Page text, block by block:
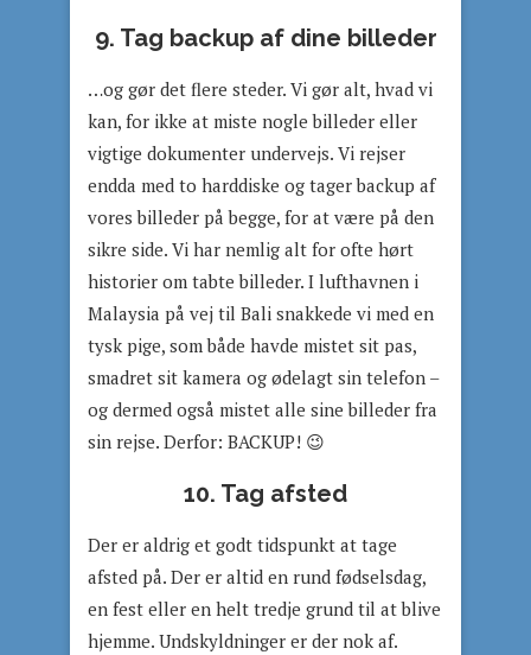
9. Tag backup af dine billeder
…og gør det flere steder. Vi gør alt, hvad vi
kan, for ikke at miste nogle billeder eller
vigtige dokumenter undervejs. Vi rejser
endda med to harddiske og tager backup af
vores billeder på begge, for at være på den
sikre side. Vi har nemlig alt for ofte hørt
historier om tabte billeder. I lufthavnen i
Malaysia på vej til Bali snakkede vi med en
tysk pige, som både havde mistet sit pas,
smadret sit kamera og ødelagt sin telefon –
og dermed også mistet alle sine billeder fra
sin rejse. Derfor: BACKUP! 😉
10. Tag afsted
Der er aldrig et godt tidspunkt at tage
afsted på. Der er altid en rund fødselsdag,
en fest eller en helt tredje grund til at blive
hjemme. Undskyldninger er der nok af.